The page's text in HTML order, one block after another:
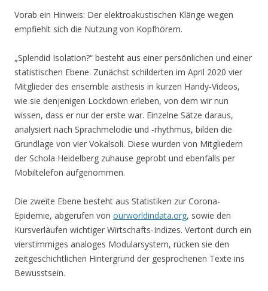
Vorab ein Hinweis: Der elektroakustischen Klänge wegen
empfiehlt sich die Nutzung von Kopfhörern.
„Splendid Isolation?“ besteht aus einer persönlichen und einer
statistischen Ebene. Zunächst schilderten im April 2020 vier
Mitglieder des ensemble aisthesis in kurzen Handy-Videos,
wie sie denjenigen Lockdown erleben, von dem wir nun
wissen, dass er nur der erste war. Einzelne Sätze daraus,
analysiert nach Sprachmelodie und -rhythmus, bilden die
Grundlage von vier Vokalsoli. Diese wurden von Mitgliedern
der Schola Heidelberg zuhause geprobt und ebenfalls per
Mobiltelefon aufgenommen.
Die zweite Ebene besteht aus Statistiken zur Corona-
Epidemie, abgerufen von ourworldindata.org, sowie den
Kursverläufen wichtiger Wirtschafts-Indizes. Vertont durch ein
vierstimmiges analoges Modularsystem, rücken sie den
zeitgeschichtlichen Hintergrund der gesprochenen Texte ins
Bewusstsein.